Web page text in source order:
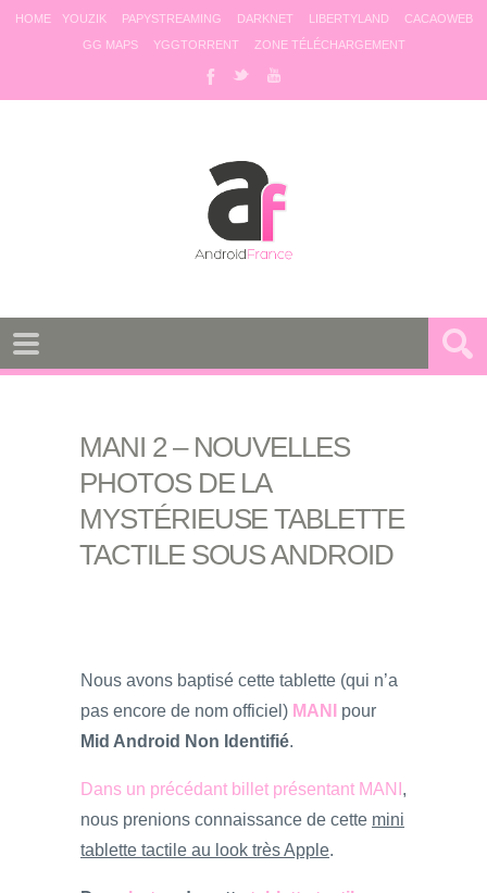
HOME YOUZIK PAPYSTREAMING DARKNET LIBERTYLAND
CACAOWEB
GG MAPS
YGGTORRENT ZONE TÉLÉCHARGEMENT
MANI 2 – NOUVELLES
PHOTOS DE LA
MYSTÉRIEUSE TABLETTE
TACTILE SOUS ANDROID
Nous avons baptisé cette tablette (qui n’a
pas encore de nom officiel) MANI
pour
Mid Android Non Identifié.
Dans un précédant billet présentant MANI ,
nous prenions connaissance de cette mini
tablette tactile au look très Apple.